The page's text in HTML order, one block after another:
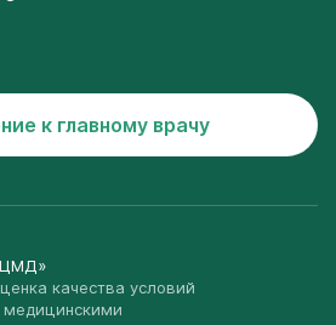
к главному врачу
ЦМД»
качества условий
медицинскими